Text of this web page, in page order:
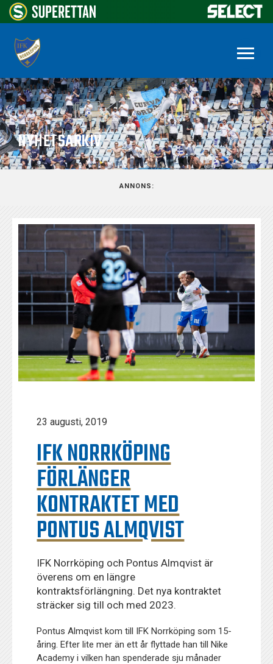
NYHETSARKIV
ANNONS:
23 augusti, 2019
IFK NORRKÖPING
FÖRLÄNGER
KONTRAKTET MED
PONTUS ALMQVIST
IFK Norrköping och Pontus Almqvist är
överens om en längre
kontraktsförlängning. Det nya kontraktet
sträcker sig till och med 2023.
Pontus Almqvist kom till IFK Norrköping som 15-
åring. Efter lite mer än ett år flyttade han till Nike
Academy i vilken han spenderade sju månader